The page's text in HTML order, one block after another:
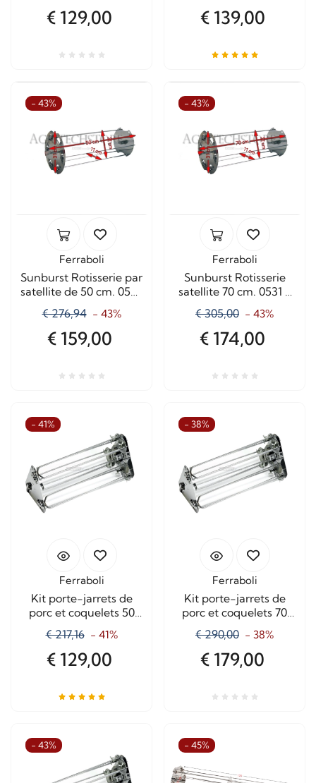
€ 129,00 € 139,00
- 43%
Ferraboli
Sunburst Rotisserie par
satellite de 50 cm. 0530
€ 276,94 - 43%
€ 159,00
- 43%
Ferraboli
Sunburst Rotisserie
satellite 70 cm. 0531 +
€ 305,00 - 43%
€ 174,00
- 41%
Ferraboli
Kit porte-jarrets de
porc et coquelets 50
cm. 4 Lance
€ 217,16 - 41%
€ 129,00
- 38%
Ferraboli
Kit porte-jarrets de
porc et coquelets 70
cm. 4 Lance
€ 290,00 - 38%
€ 179,00
- 43% - 45%